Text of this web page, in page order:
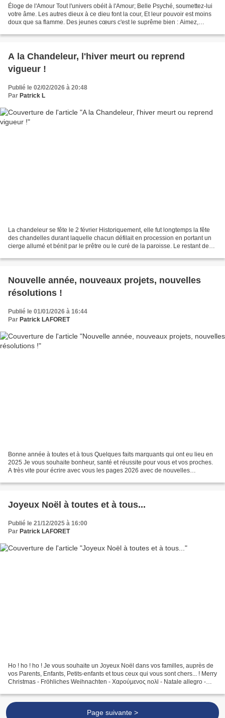
Éloge de l'Amour Tout l'univers obéit à l'Amour; Belle Psyché, soumettez-lui
votre âme. Les autres dieux à ce dieu font la cour, Et leur pouvoir est moins
doux que sa flamme. Des jeunes cœurs c'est le suprême bien : Aimez,
A la Chandeleur, l'hiver meurt ou reprend
vigueur !
Publié le 02/02/2026 à 20:48
Par Patrick L
La chandeleur se fête le 2 février Historiquement, elle fut longtemps la fête
des chandelles durant laquelle chacun défilait en procession en portant un
cierge allumé et bénit par le prêtre ou le curé de la paroisse. Le restant de
Nouvelle année, nouveaux projets, nouvelles
résolutions !
Publié le 01/01/2026 à 16:44
Par Patrick LAFORET
Bonne année à toutes et à tous Quelques faits marquants qui ont eu lieu en
2025 Je vous souhaite bonheur, santé et réussite pour vous et vos proches.
A très vite pour écrire avec vous les pages 2026 avec de nouvelles
Joyeux Noël à toutes et à tous...
Publié le 21/12/2025 à 16:00
Par Patrick LAFORET
Ho ! ho ! ho ! Je vous souhaite un Joyeux Noël dans vos familles, auprès de
vos Parents, Enfants, Petits-enfants et tous ceux qui vous sont chers... ! Merry
Christmas - Fröhliches Weihnachten - Χαρούμενος noλl - Natale allegro -
Page suivante >